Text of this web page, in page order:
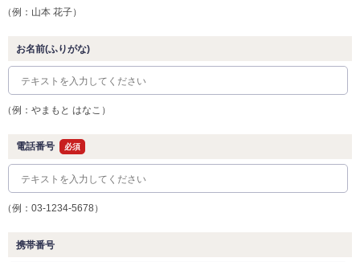
（例：山本 花子）
お名前(ふりがな)
（例：やまもと はなこ）
電話番号 必須
（例：03-1234-5678）
携帯番号